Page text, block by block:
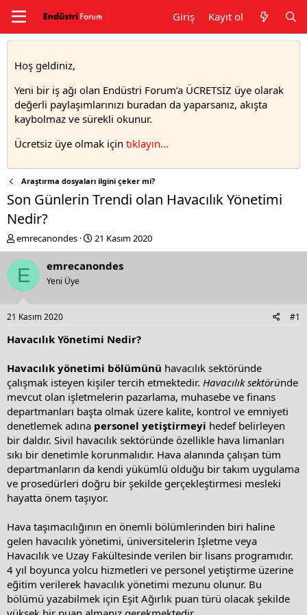
Giriş Kayıt ol
Hoş geldiniz,
Yeni bir iş ağı olan Endüstri Forum’a ÜCRETSİZ üye olarak
değerli paylaşımlarınızı buradan da yaparsanız, akışta
kaybolmaz ve sürekli okunur.
Ücretsiz üye olmak için tıklayın...
Araştırma dosyaları ilgini çeker mi?
Son Günlerin Trendi olan Havacılık Yönetimi
Nedir?
T
h
r
a
s
a
e
r
emrecanondes
S
t
a
e
21 Kasım 2020
E emrecanondes
Yeni Üye
21 Kasım 2020 #1
Havacılık Yönetimi Nedir?
Havacılık yönetimi bölümünü havacılık sektöründe
çalışmak isteyen kişiler tercih etmektedir. Havacılık sektöründe
mevcut olan işletmelerin pazarlama, muhasebe ve finans
departmanları başta olmak üzere kalite, kontrol ve emniyeti
denetlemek adına personel yetiştirmeyi hedef belirleyen
bir daldır. Sivil havacılık sektöründe özellikle hava limanları
sıkı bir denetimle korunmalıdır. Hava alanında çalışan tüm
departmanların da kendi yükümlü olduğu bir takım uygulama
ve prosedürleri doğru bir şekilde gerçekleştirmesi mesleki
hayatta önem taşıyor.
Hava taşımacılığının en önemli bölümlerinden biri haline
gelen havacılık yönetimi, üniversitelerin İşletme veya
Havacılık ve Uzay Fakültesinde verilen bir lisans programıdır.
4 yıl boyunca yolcu hizmetleri ve personel yetiştirme üzerine
eğitim verilerek havacılık yönetimi mezunu olunur. Bu
bölümü yazabilmek için Eşit Ağırlık puan türü olacak şekilde